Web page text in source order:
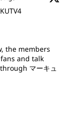
the members
and talk
マーキュ